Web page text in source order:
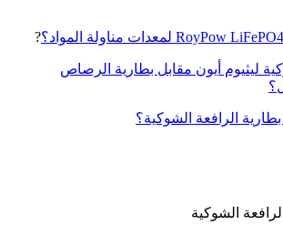
?
ليثيوم أيون مقابل بطارية الرصاص
الرافعة الشوكية؟
الشوكية